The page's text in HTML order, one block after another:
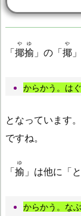
「揶揄
やゆ
」の「揶
や
からかう。は
となっています
ですね。
「揄
ゆ
」は他に「
からかう。な